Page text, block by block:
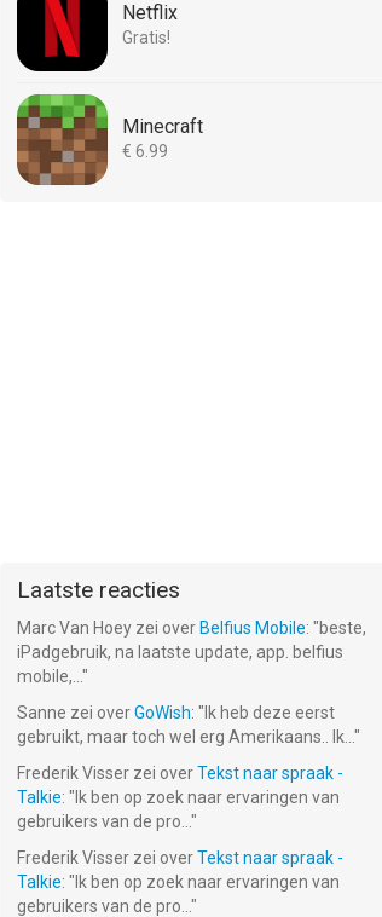
Netflix
Gratis!
Minecraft
€ 6.99
Laatste reacties
Marc Van Hoey zei over Belfius Mobile: "beste,
iPadgebruik, na laatste update, app. belfius
mobile,... "
Sanne zei overGoWish: " Ik heb deze eerst
gebruikt, maar toch wel erg Amerikaans.. Ik... "
Frederik Visser zei overTekst naar spraak -
Talkie: " Ik ben op zoek naar ervaringen van
gebruikers van de pro... "
Frederik Visser zei overTekst naar spraak -
Talkie: " Ik ben op zoek naar ervaringen van
gebruikers van de pro... "